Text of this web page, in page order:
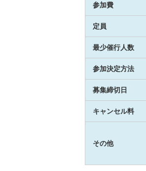
参加費
定員
最少催行人数
参加決定方法
募集締切日
キャンセル料
その他